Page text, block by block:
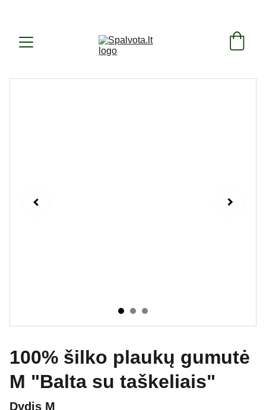
100% šilko plaukų gumutė
M "Balta su taškeliais"
Dydis M